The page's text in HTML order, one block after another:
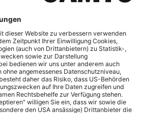
und Straßeninfrastruktur